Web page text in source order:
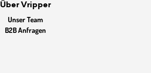
Über Vripper
Unser Team
B2B Anfragen